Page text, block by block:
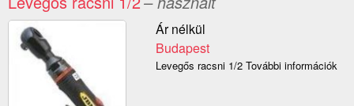
Ár nélkül
Budapest
Levegős racsni 1/2 További információk